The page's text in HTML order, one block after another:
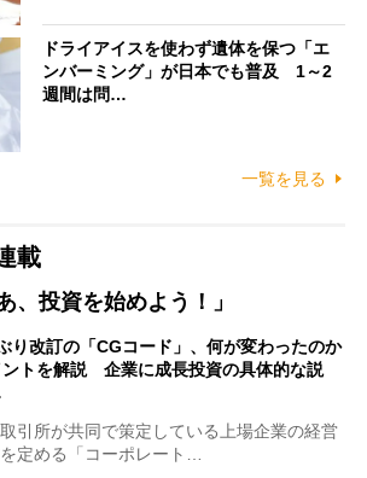
ドライアイスを使わず遺体を保つ「エ
ンバーミング」が日本でも普及 1～2
週間は問…
一覧を見る
載
、投資を始めよう！」
り改訂の「CGコード」、何が変わったのか
ントを解説 企業に成長投資の具体的な説
引所が共同で策定している上場企業の経営
定める「コーポレート…